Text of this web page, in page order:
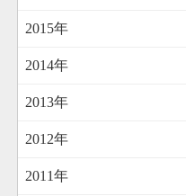
2015年
2014年
2013年
2012年
2011年